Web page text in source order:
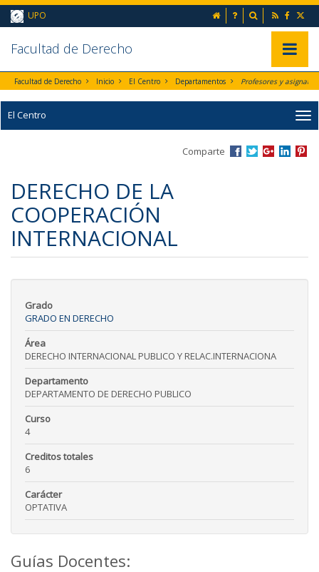
Ir al contenido principal de la página (alt + s)
Ir a la cabecera de la página (alt + c)
Ir al pie de la página (alt + p)
Ir al menú principal (alt + u)
UPO inicio Preguntas
Buscador
Facultad de Derecho
Facultad de Derecho Inicio El Centro Departamentos
El Centro
Comparte
DERECHO DE LA
COOPERACIÓN
INTERNACIONAL
Grado
GRADO EN DERECHO
Área
DERECHO INTERNACIONAL PUBLICO Y RELAC.INTERNACIONA
Departamento
DEPARTAMENTO DE DERECHO PUBLICO
Curso
4
Creditos totales
6
Carácter
OPTATIVA
Guías Docentes: